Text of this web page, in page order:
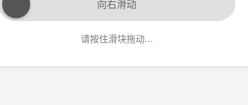
向右滑动
请按住滑块拖动...